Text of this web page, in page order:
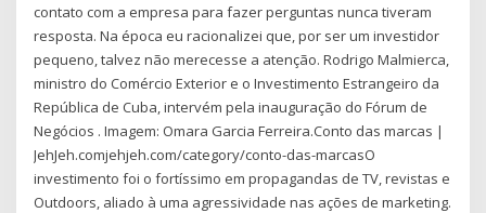
contato com a empresa para fazer perguntas nunca tiveram
resposta. Na época eu racionalizei que, por ser um investidor
pequeno, talvez não merecesse a atenção. Rodrigo Malmierca,
ministro do Comércio Exterior e o Investimento Estrangeiro da
República de Cuba, intervém pela inauguração do Fórum de
Negócios . Imagem: Omara Garcia Ferreira.Conto das marcas |
JehJeh.comjehjeh.com/category/conto-das-marcasO
investimento foi o fortíssimo em propagandas de TV, revistas e
Outdoors, aliado à uma agressividade nas ações de marketing.